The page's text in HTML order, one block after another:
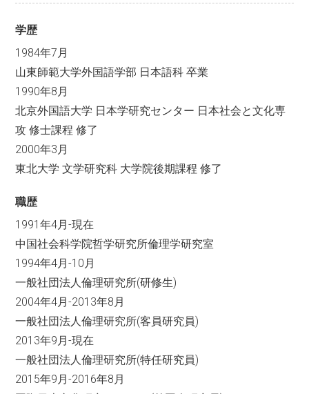
学歴
1984年7月
山東師範大学外国語学部 日本語科 卒業
1990年8月
北京外国語大学 日本学研究センター 日本社会と文化専
攻 修士課程 修了
2000年3月
東北大学 文学研究科 大学院後期課程 修了
職歴
1991年4月-現在
中国社会科学院哲学研究所倫理学研究室
1994年4月-10月
一般社団法人倫理研究所(研修生)
2004年4月-2013年8月
一般社団法人倫理研究所(客員研究員)
2013年9月-現在
一般社団法人倫理研究所(特任研究員)
2015年9月-2016年8月